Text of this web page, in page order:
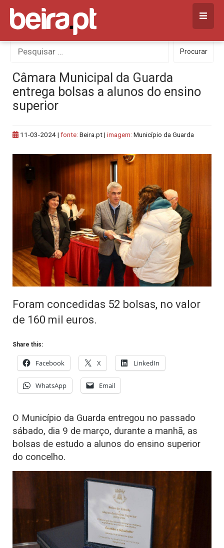
Skip
content
Procurar
por:
Procurar
Câmara Municipal da Guarda
entrega bolsas a alunos do ensino
superior
11-03-2024| fonte: Beira.pt | imagem: Município da Guarda
Foram concedidas 52 bolsas, no valor
de 160 mil euros.
Share this:
Facebook X LinkedIn
WhatsApp Email
O Município da Guarda entregou no passado
sábado, dia 9 de março, durante a manhã, as
bolsas de estudo a alunos do ensino superior
do concelho.